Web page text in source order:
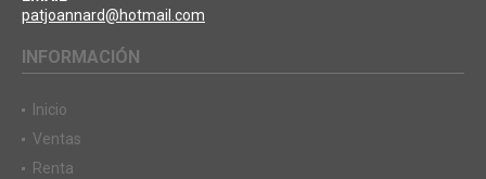
patjoannard@hotmail.com
INFORMACIÓN
Inicio
Ventas
Renta